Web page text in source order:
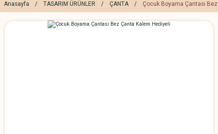
Anasayfa TASARIM ÜRÜNLER ÇANTA Çocuk Boyama Çantası